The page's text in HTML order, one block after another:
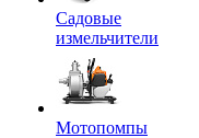
Садовые
измельчители
Мотопомпы